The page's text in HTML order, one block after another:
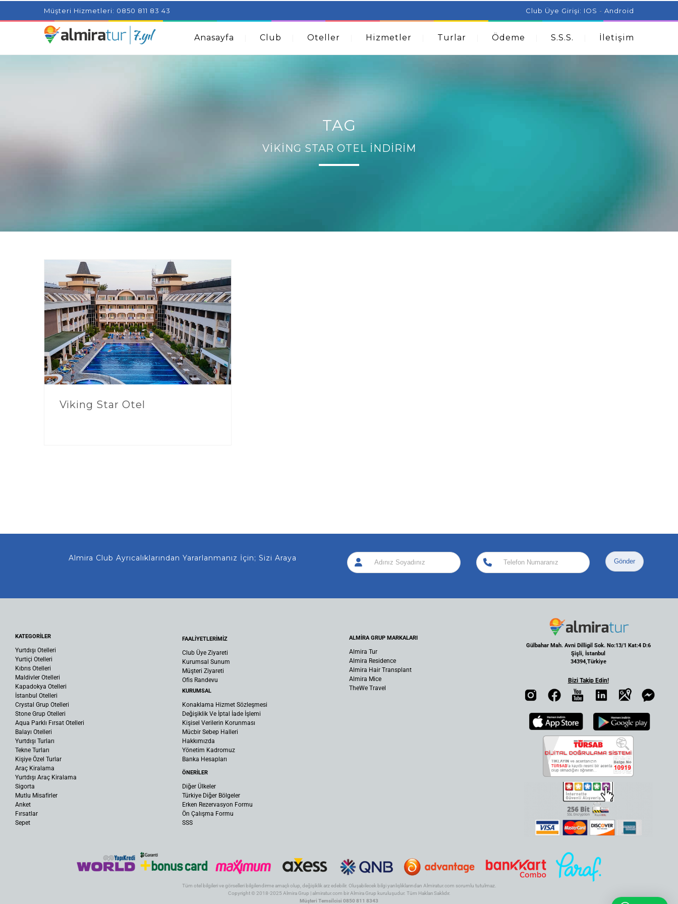
Project Milenial featuring news blogs and tutorials How A Dermatologist Can Help With Acne Problems Aromatherapy And
Kids Amazingly Simple Skin Care Tips For People With Acne
Müşteri Hizmetleri: 0850 811 83 43 Club Üye Girişi: IOS - Android
Anasayfa Club Oteller Hizmetler Turlar Ödeme S.S.S. İletişim
TAG
VIKING STAR OTEL İNDIRIM
Viking Star Otel
Almira Club Ayrıcalıklarından Yararlanmanız İçin; Sizi Arayalım! Gönder
KATEGORİLER
Yurtdışı Otelleri
Yurtiçi Otelleri
Kıbrıs Otelleri
Maldivler Otelleri
Kapadokya Otelleri
İstanbul Otelleri
Crystal Grup Otelleri
Stone Grup Otelleri
Aqua Parklı Fırsat Otelleri
Balayı Otelleri
Yurtdışı Turları
Tekne Turları
Kişiye Özel Turlar
Araç Kiralama
Yurtdışı Araç Kiralama
Sigorta
Mutlu Misafirler
Anket
Fırsatlar
Sepet
FAALİYETLERİMİZ
Club Üye Ziyareti
Kurumsal Sunum
Müşteri Ziyareti
Ofis Randevu
KURUMSAL
Konaklama Hizmet Sözleşmesi
Değişiklik Ve İptal İade İşlemi
Kişisel Verilerin Korunması
Mücbir Sebep Halleri
Hakkımızda
Yönetim Kadromuz
Banka Hesapları
ÖNERİLER
Diğer Ülkeler
Türkiye Diğer Bölgeler
Erken Rezervasyon Formu
Ön Çalışma Formu
SSS
ALMİRA GRUP MARKALARI
Almira Tur
Almira Residence
Almira Hair Transplant
Almira Mice
TheWe Travel
Gülbahar Mah. Avni Dilligil Sok. No:13/1 Kat:4 D:6
Şişli, İstanbul
34394,Türkiye
Bizi Takip Edin!
Tüm otel bilgileri ve görselleri bilgilendirme amaçlı olup, değişiklik arz edebilir. Oluşabilecek bilgi yanlışlıklarından Almiratur.com sorumlu tutulmaz.
Copyright © 2018-2025 Almira Grup | almiratur.com bir Almira Grup kuruluşudur. Tüm Hakları Saklıdır.
Müşteri Temsilcisi 0850 811 8343